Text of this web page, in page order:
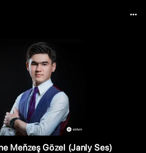
Meňzeş Gözel (Janly Ses)